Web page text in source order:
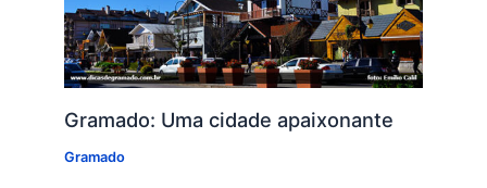
Gramado: Uma cidade apaixonante
Gramado